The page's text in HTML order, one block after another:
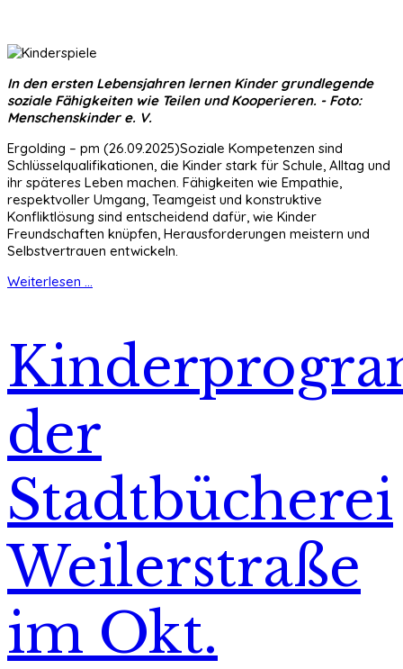
In den ersten Lebensjahren lernen Kinder grundlegende
soziale Fähigkeiten wie Teilen und Kooperieren. - Foto:
Menschenskinder e. V.
Ergolding – pm (26.09.2025)Soziale Kompetenzen sind
Schlüsselqualifikationen, die Kinder stark für Schule, Alltag und
ihr späteres Leben machen. Fähigkeiten wie Empathie,
respektvoller Umgang, Teamgeist und konstruktive
Konfliktlösung sind entscheidend dafür, wie Kinder
Freundschaften knüpfen, Herausforderungen meistern und
Selbstvertrauen entwickeln.
Weiterlesen ...
der
Stadtbücherei
Weilerstraße
im Okt.